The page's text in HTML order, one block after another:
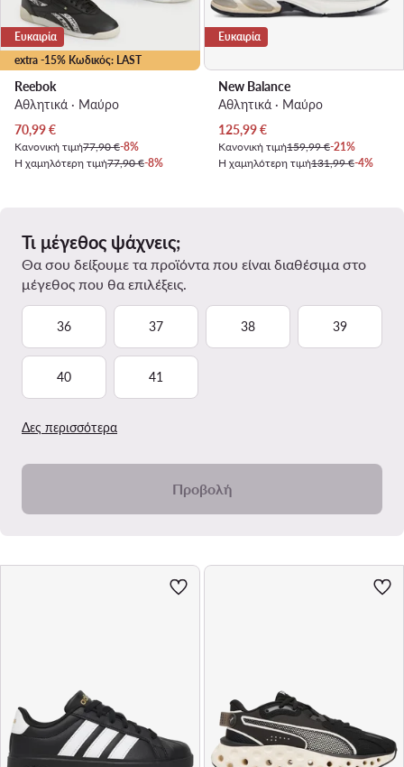
extra -15% Κωδικός: LAST
Ευκαιρία
Reebok
Αθλητικά · Μαύρο
Τρέχουσα τιμή
70,99€
Κανονική τιμή77,90 €-8%
Η χαμηλότερη τιμή77,90 €-8%
Ευκαιρία
New Balance
Αθλητικά · Μαύρο
Τρέχουσα τιμή
125,99€
Κανονική τιμή159,99 €-21%
Η χαμηλότερη τιμή131,99 €-4%
Τι μέγεθος ψάχνεις;
Θα σου δείξουμε τα προϊόντα που είναι διαθέσιμα στο
μέγεθος που θα επιλέξεις.
36 37 38 39
40 41
Δες περισσότερα
Προβολή